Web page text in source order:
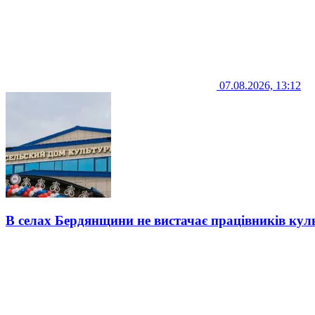
07.08.2026, 13:12
В селах Бердянщини не вистачає працівників